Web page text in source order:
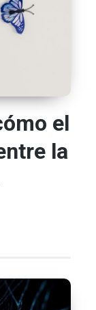
el
la